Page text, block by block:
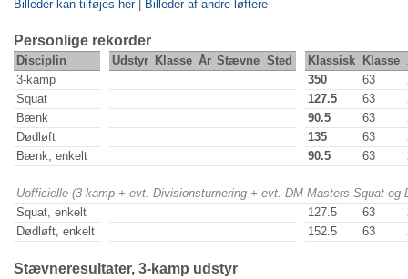
Billeder kan tilføjes her| Billeder af andre løftere
Personlige rekorder
Disciplin Udstyr Klasse År Stævne Sted Klassisk Klasse
3-kamp
350 63
Squat
127.5 63
Bænk
90.5 63
Dødløft
135 63
Bænk, enkelt
90.5 63
Uofficielle (3-kamp + evt. Divisionsturnering + evt. DM Masters Squat
Squat, enkelt
127.5 63
Dødløft, enkelt
152.5 63
Stævneresultater, 3-kamp udstyr